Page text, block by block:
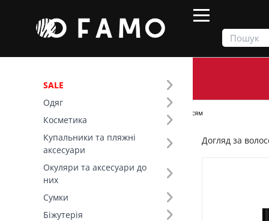
SALE
Одяг
Косметика
Купальники та пляжні
аксесуари
Окуляри та аксесуари до
них
Сумки
Біжутерія
Догляд за волоссям
Фільтр
Ціна
SALE
Догляд за